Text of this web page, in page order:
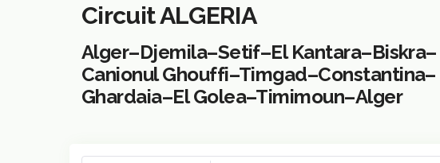
Circuit ALGERIA
Alger–Djemila–Setif–El Kantara–Biskra–
Canionul Ghouffi–Timgad–Constantina–
Ghardaia–El Golea–Timimoun–Alger